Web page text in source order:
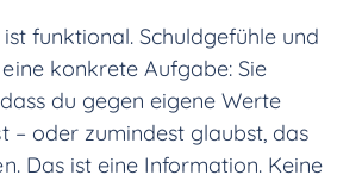
funktional. Schuldgefühle und
konkrete Aufgabe: Sie
du gegen eigene Werte
– oder zumindest glaubst, das
Das ist eine Information. Keine